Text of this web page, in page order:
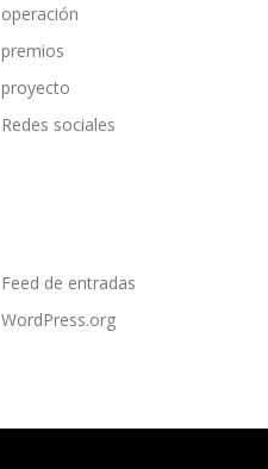
operación
premios
proyecto
Redes sociales
Feed de entradas
WordPress.org